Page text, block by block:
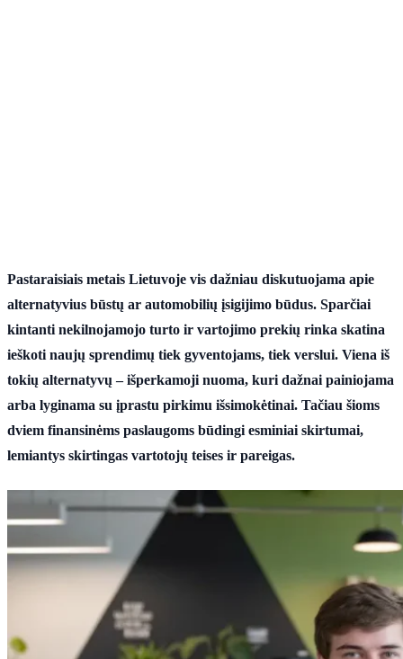
Pastaraisiais metais Lietuvoje vis dažniau diskutuojama apie
alternatyvius būstų ar automobilių įsigijimo būdus. Sparčiai
kintanti nekilnojamojo turto ir vartojimo prekių rinka skatina
ieškoti naujų sprendimų tiek gyventojams, tiek verslui. Viena iš
tokių alternatyvų – išperkamoji nuoma, kuri dažnai painiojama
arba lyginama su įprastu pirkimu išsimokėtinai. Tačiau šioms
dviem finansinėms paslaugoms būdingi esminiai skirtumai,
lemiantys skirtingas vartotojų teises ir pareigas.